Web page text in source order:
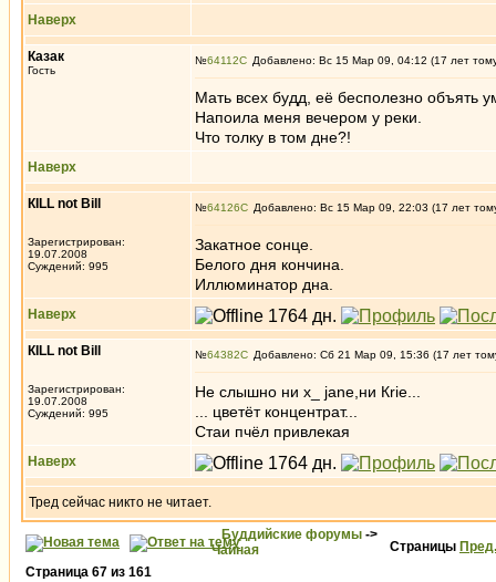
Наверх
Казак
Гость
№64112 Добавлено: Вс 15 Мар 09, 04:12 (17 лет
Мать всех будд, её бесполезно объять
Напоила меня вечером у реки.
Что толку в том дне?!
Наверх
КILL not Вill
Зарегистрирован:
19.07.2008
Суждений: 995
№64126 Добавлено: Вс 15 Мар 09, 22:03 (17 лет
Закатное сонце.
Белого дня кончина.
Иллюминатор дна.
Наверх
КILL not Вill
Зарегистрирован:
19.07.2008
Суждений: 995
№64382 Добавлено: Сб 21 Мар 09, 15:36 (17 лет
Не слышно ни x_ jаnе,ни Кriе...
... цветёт концентрат...
Стаи пчёл привлекая
Наверх
Тред сейчас никто не читает.
Буддийские форумы ->
Чайная
Страницы Пред.
Страница 67 из 161